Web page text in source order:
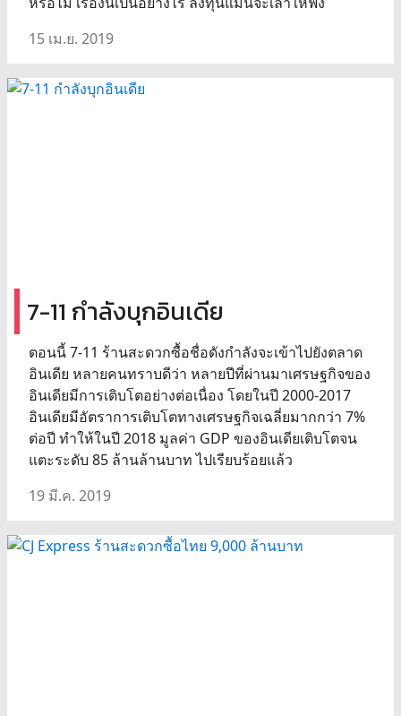
15 เม.ย. 2019
7-11 กำลังบุกอินเดีย
ตอนนี้ 7-11 ร้านสะดวกซื้อชื่อดังกำลังจะเข้าไปยังตลาด
อินเดีย หลายคนทราบดีว่า หลายปีที่ผ่านมาเศรษฐกิจของ
อินเดียมีการเติบโตอย่างต่อเนื่อง โดยในปี 2000-2017
อินเดียมีอัตราการเติบโตทางเศรษฐกิจเฉลี่ยมากกว่า 7%
ต่อปี ทำให้ในปี 2018 มูลค่า GDP ของอินเดียเติบโตจน
แตะระดับ 85 ล้านล้านบาท ไปเรียบร้อยแล้ว
19 มี.ค. 2019